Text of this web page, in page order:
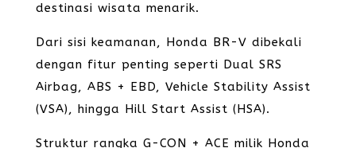
destinasi wisata menarik.
Dari sisi keamanan, Honda BR-V dibekali
dengan fitur penting seperti Dual SRS
Airbag, ABS + EBD, Vehicle Stability Assist
(VSA), hingga Hill Start Assist (HSA).
Struktur rangka G-CON + ACE milik Honda